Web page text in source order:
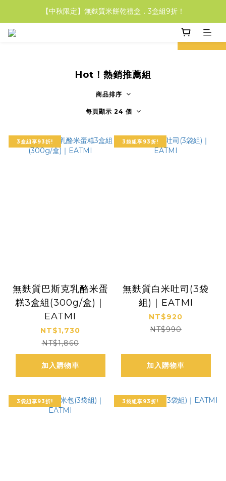
【中秋限定】無麩質米餅乾禮盒．3盒組9折！
【中秋限定】無麩質米餅乾禮盒．3盒組9折！
prev next
Hot！熱銷推薦組
商品排序
每頁顯示 24 個
3盒組享93折!
無麩質巴斯克乳酪米蛋
糕3盒組(300g/盒)｜
EATMI
NT$1,730
NT$1,860
加入購物車
3袋組享93折!
無麩質白米吐司(3袋
組)｜EATMI
NT$920
NT$990
加入購物車
3袋組享93折! 3袋組享93折!